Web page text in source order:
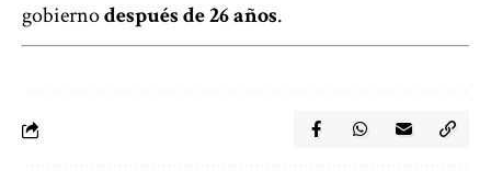
gobiernodespués de 26 años.